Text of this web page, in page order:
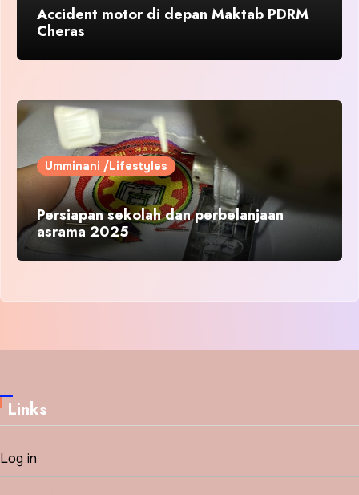
Accident motor di depan Maktab PDRM
Cheras
Umminani /Lifestyles
Persiapan sekolah dan perbelanjaan
asrama 2025
Links
Log in